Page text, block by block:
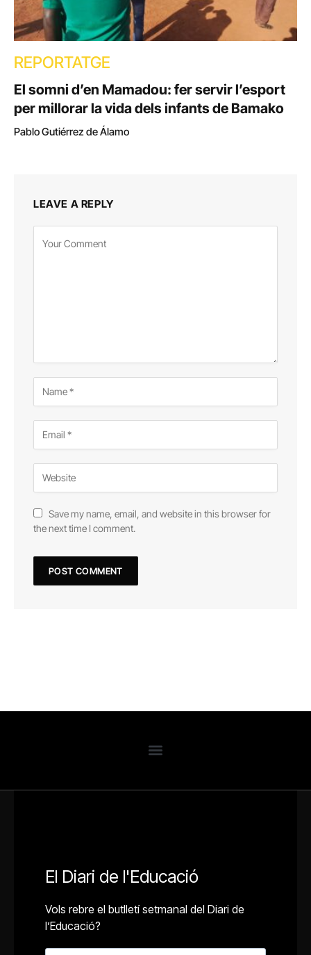
REPORTATGE
El somni d’en Mamadou: fer servir l’esport
per millorar la vida dels infants de Bamako
Pablo Gutiérrez de Álamo
LEAVE A REPLY
Save my name, email, and website in this browser for
the next time I comment.